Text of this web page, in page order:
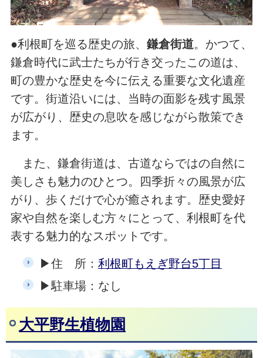
●利根町を巡る歴史の旅、 鎌倉街道。かつて、
鎌倉時代に武士たちが行き交ったこの道は、
町の豊かな歴史を今に伝える重要な文化遺産
です。街道沿いには、当時の面影を残す風景
が広がり、歴史の息吹を感じながら散策でき
ます。
また、鎌倉街道は、古道ならではの自然に
美しさも魅力のひとつ。四季折々の風景が広
がり、歩くだけで心が癒されます。歴史愛好
家や自然を楽しむ方々にとって、利根町を代
表する魅力的なスポットです。
▶住 所： 利根町もえぎ野台5丁目
▶駐車場：なし
大平野生植物園